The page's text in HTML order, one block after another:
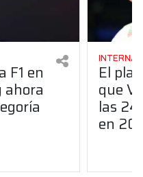
F1 en
ahora
El
que
las
en